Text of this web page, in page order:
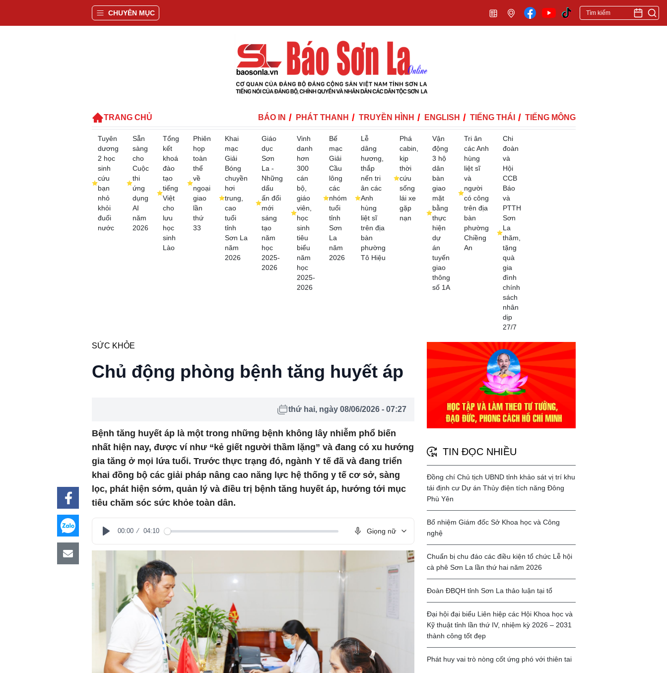
CHUYÊN MỤC
TRANG CHỦ BÁO IN PHÁT THANH TRUYỀN HÌNH ENGLISH TIẾNG THÁI TIẾNG MÔNG
Tuyên
dương
2 học
sinh
cứu
bạn
nhỏ
khỏi
đuối
nước
Sẵn
sàng
cho
Cuộc
thi
ứng
dụng
AI
năm
2026
Tổng
kết
khoá
đào
tạo
tiếng
Việt
cho
lưu
học
sinh
Lào
Phiên
họp
toàn
thể
về
ngoại
giao
lần
thứ
33
Khai
mạc
Giải
Bóng
chuyền
hơi
trung,
cao
tuổi
tỉnh
Sơn La
năm
2026
Giáo
dục
Sơn
La -
Những
dấu
ấn đổi
mới
sáng
tạo
năm
học
2025-
2026
Vinh
danh
hơn
300
cán
bộ,
giáo
viên,
học
sinh
tiêu
biểu
năm
học
2025-
2026
Bế
mạc
Giải
Cầu
lông
các
nhóm
tuổi
tỉnh
Sơn
La
năm
2026
Lễ
dâng
hương,
thắp
nến tri
ân các
Anh
hùng
liệt sĩ
trên địa
bàn
phường
Tô Hiệu
Phá
cabin,
kịp
thời
cứu
sống
lái xe
gặp
nạn
Vận
động
3 hộ
dân
bàn
giao
mặt
bằng
thực
hiện
dự
án
tuyến
giao
thông
số 1A
Tri ân
các Anh
hùng
liệt sĩ
và
người
có công
trên địa
bàn
phường
Chiềng
An
Chi
đoàn
và
Hội
CCB
Báo
và
PTTH
Sơn
La
thăm,
tặng
quà
gia
đình
chính
sách
nhân
dịp
27/7
SỨC KHỎE
Chủ động phòng bệnh tăng huyết áp
thứ hai, ngày 08/06/2026 - 07:27
Bệnh tăng huyết áp là một trong những bệnh không lây nhiễm phổ biến
nhất hiện nay, được ví như “kẻ giết người thầm lặng” và đang có xu hướng
gia tăng ở mọi lứa tuổi. Trước thực trạng đó, ngành Y tế đã và đang triển
khai đồng bộ các giải pháp nâng cao năng lực hệ thống y tế cơ sở, sàng
lọc, phát hiện sớm, quản lý và điều trị bệnh tăng huyết áp, hướng tới mục
tiêu chăm sóc sức khỏe toàn dân.
Play
00:00 04:10 Giọng nữ
TIN ĐỌC NHIỀU
Đồng chí Chủ tịch UBND tỉnh khảo sát vị trí khu
tái định cư Dự án Thủy điện tích năng Đông
Phù Yên
Bổ nhiệm Giám đốc Sở Khoa học và Công
nghệ
Chuẩn bị chu đáo các điều kiện tổ chức Lễ hội
cà phê Sơn La lần thứ hai năm 2026
Đoàn ĐBQH tỉnh Sơn La thảo luận tại tổ
Đại hội đại biểu Liên hiệp các Hội Khoa học và
Kỹ thuật tỉnh lần thứ IV, nhiệm kỳ 2026 – 2031
thành công tốt đẹp
Phát huy vai trò nòng cốt ứng phó với thiên tai